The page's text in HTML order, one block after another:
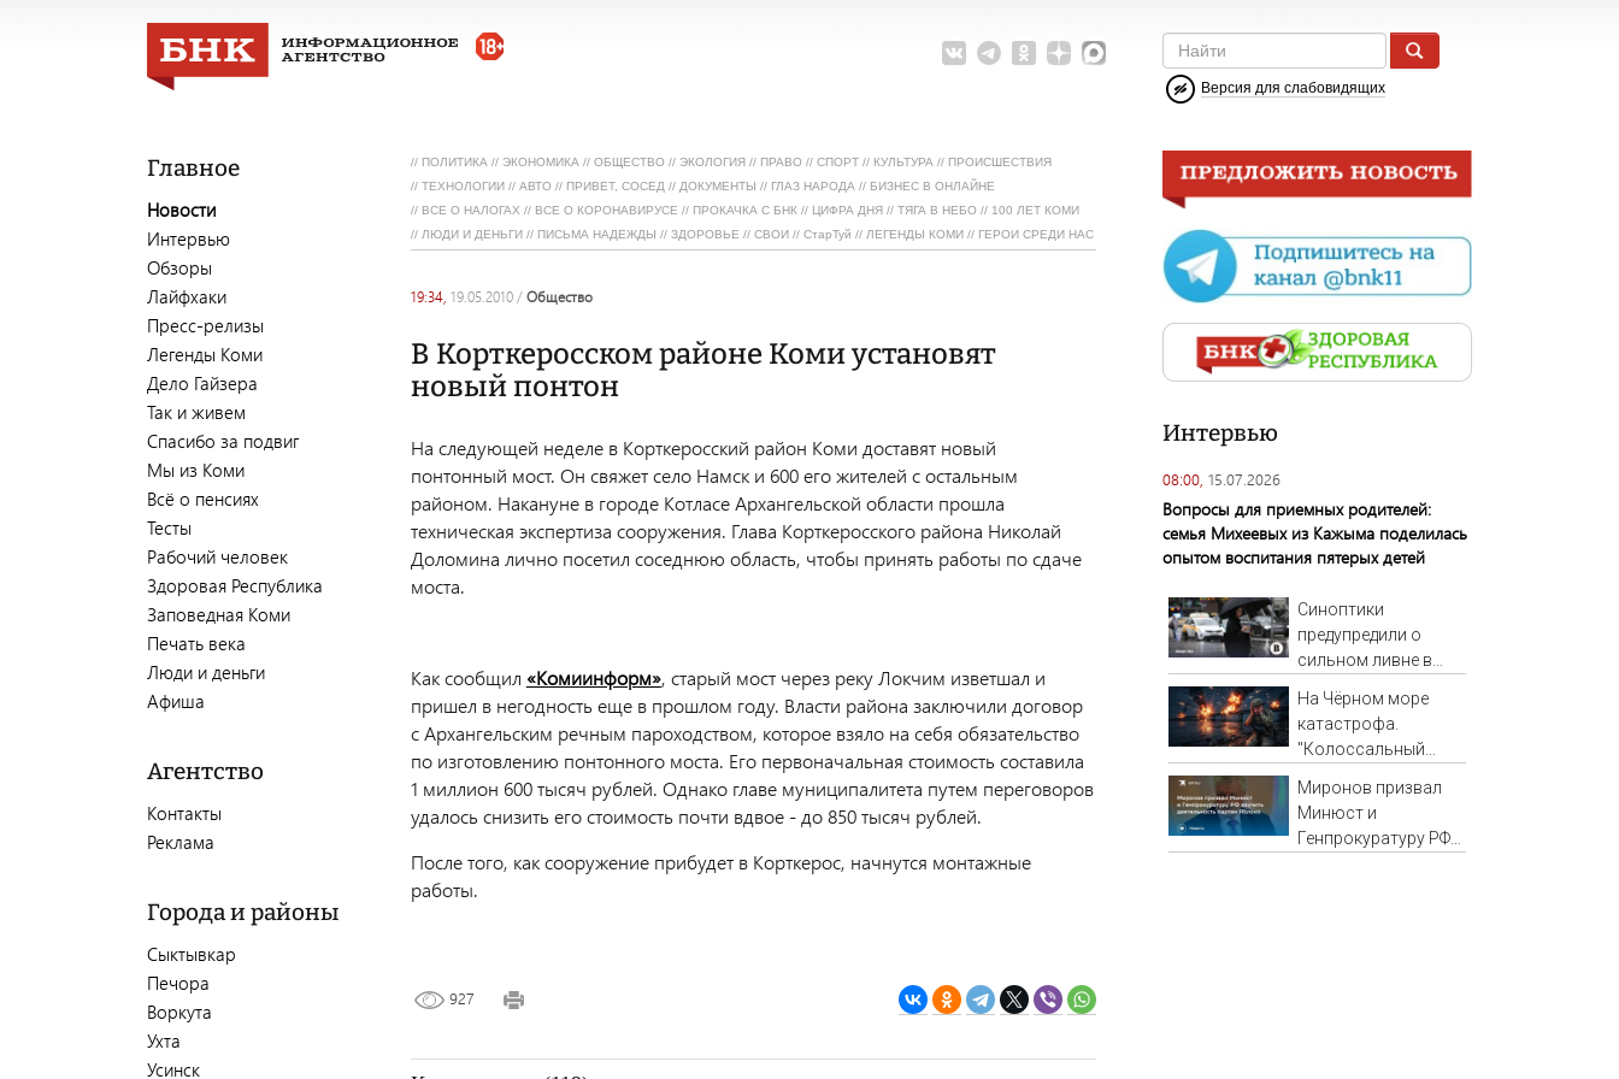
Версия для слабовидящих
Главное
Новости
Интервью
Обзоры
Лайфхаки
Пресс-релизы
Легенды Коми
Дело Гайзера
Так и живем
Спасибо за подвиг
Мы из Коми
Всё о пенсиях
Тесты
Рабочий человек
Здоровая Республика
Заповедная Коми
Печать века
Люди и деньги
Афиша
Агентство
Контакты
Реклама
Города и районы
Сыктывкар
Печора
Воркута
Ухта
Усинск
// ПОЛИТИКА // ЭКОНОМИКА // ОБЩЕСТВО // ЭКОЛОГИЯ // ПРАВО // СПОРТ // КУЛЬТУРА // ПРОИСШЕСТВИЯ
// ТЕХНОЛОГИИ // АВТО // ПРИВЕТ, СОСЕД // ДОКУМЕНТЫ // ГЛАЗ НАРОДА // БИЗНЕС В ОНЛАЙНЕ
// ВСЕ О НАЛОГАХ // ВСЕ О КОРОНАВИРУСЕ // ПРОКАЧКА С БНК // ЦИФРА ДНЯ // ТЯГА В НЕБО // 100 ЛЕТ КОМИ
// ЛЮДИ И ДЕНЬГИ // ПИСЬМА НАДЕЖДЫ // ЗДОРОВЬЕ // СВОИ // СтарТуй // ЛЕГЕНДЫ КОМИ // ГЕРОИ СРЕДИ НАС
19:34, 19.05.2010 / общество
В Корткеросском районе Коми установят
новый понтон
На следующей неделе в Корткеросский район Коми доставят новый
понтонный мост. Он свяжет село Намск и 600 его жителей с остальным
районом. Накануне в городе Котласе Архангельской области прошла
техническая экспертиза сооружения. Глава Корткеросского района Николай
Доломина лично посетил соседнюю область, чтобы принять работы по сдаче
моста.
Как сообщил «Комиинформ», старый мост через реку Локчим изветшал и
пришел в негодность еще в прошлом году. Власти района заключили договор
с Архангельским речным пароходством, которое взяло на себя обязательство
по изготовлению понтонного моста. Его первоначальная стоимость составила
1 миллион 600 тысяч рублей. Однако главе муниципалитета путем переговоров
удалось снизить его стоимость почти вдвое - до 850 тысяч рублей.
После того, как сооружение прибудет в Корткерос, начнутся монтажные
работы.
927
Интервью
08:00, 15.07.2026
Вопросы для приемных родителей:
семья Михеевых из Кажыма поделилась
опытом воспитания пятерых детей
Синоптики
предупредили о
сильном ливне в
На Чёрном море
катастрофа.
"Колоссальный
было за всю СВО
Миронов призвал
Минюст и
Генпрокуратуру РФ